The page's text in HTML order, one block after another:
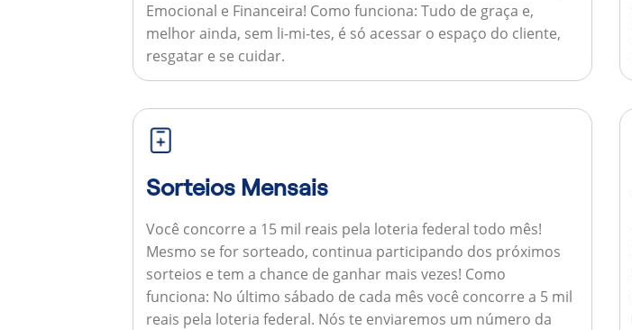
Emocional e Financeira! Como funciona: Tudo de graça e,
melhor ainda, sem li-mi-tes, é só acessar o espaço do cliente,
resgatar e se cuidar.
Sorteios Mensais
Você concorre a 15 mil reais pela loteria federal todo mês!
Mesmo se for sorteado, continua participando dos próximos
sorteios e tem a chance de ganhar mais vezes! Como
funciona: No último sábado de cada mês você concorre a 5 mil
reais pela loteria federal. Nós te enviaremos um número da